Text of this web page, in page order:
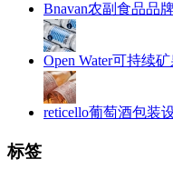
Bnavan农副食品品
Open Water可持续
reticello葡萄酒包装
标签